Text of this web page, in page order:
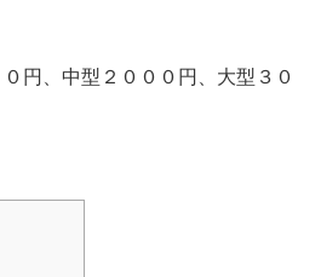
円、中型２０００円、大型３０